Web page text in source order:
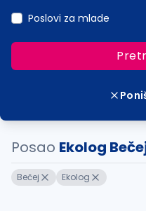
Poslovi za mlade
Posao Ekolog
Bečej Ekolog